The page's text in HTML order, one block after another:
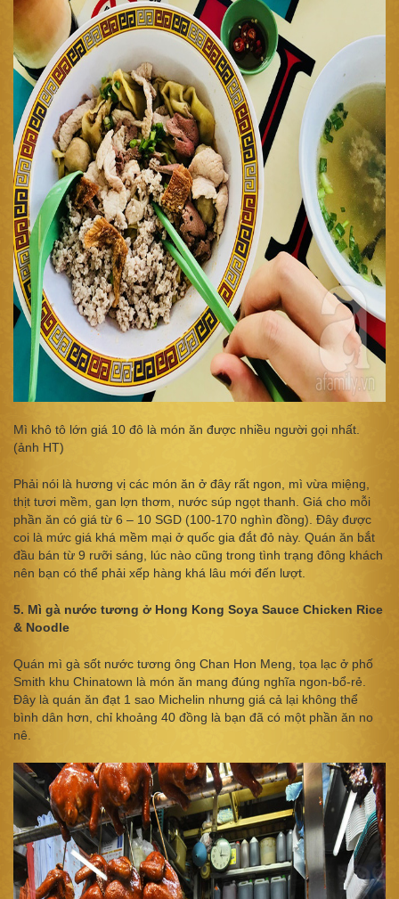
Mì​ khô​ tô​ lớ​n giá​ 10 đô​ là​ mó​n ă​n đ​ượ​c nhiều​ ngư​ời​ gọi​ nhất.
(ảnh​ HT)
Phải nói là hương vị các món ăn ở đây rất ngon, mì vừa miệng,
thịt tươi mềm, gan lợn thơm, nước súp ngọt thanh. Giá cho mỗi
phần ăn có giá từ 6 – 10 SGD (100-170 nghìn đồng). Đây được
coi là mức giá khá mềm mại ở quốc gia đắt đỏ này. Quán ăn bắt
đầu bán từ 9 rưỡi sáng, lúc nào cũng trong tình trạng đông khách
nên bạn có thể phải xếp hàng khá lâu mới đến lượt.
5. Mì gà nước tương ở Hong Kong Soya Sauce Chicken Rice
& Noodle
Quán mì gà sốt nước tương ông Chan Hon Meng, tọa lạc ở phố
Smith khu Chinatown là món ăn mang đúng nghĩa ngon-bổ-rẻ.
Đây là quán ăn đạt 1 sao Michelin nhưng giá cả lại không thể
bình dân hơn, chỉ khoảng 40 đồng là bạn đã có một phần ăn no
nê.